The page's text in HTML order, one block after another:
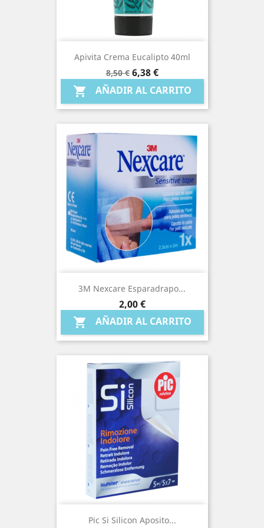
Apivita Crema Eucalipto 40ml
Precio
base
8,50 € Precio
6,38 €
 AÑADIR AL CARRITO
3M Nexcare Esparadrapo...
Precio
2,00 €
 AÑADIR AL CARRITO
Pic Si Silicon Aposito...